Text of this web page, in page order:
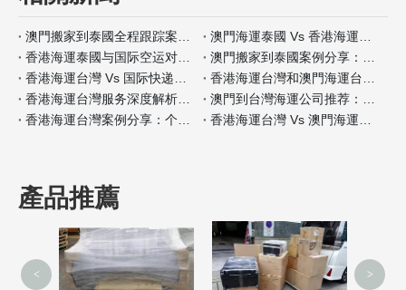
產品推薦
< >